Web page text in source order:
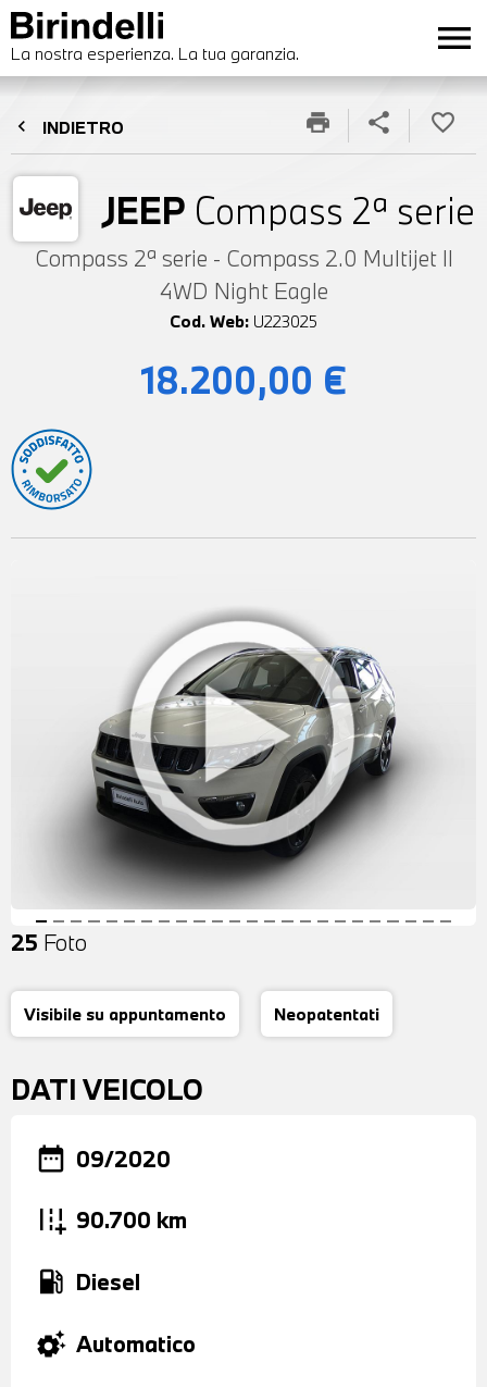
La nostra esperienza. La tua garanzia. menu
chevron_left INDIETRO
JEEP Compass 2ª serie
Compass 2ª serie - Compass 2.0 Multijet II
4WD Night Eagle
Cod. Web: U223025
print share favorite_border
18.200,00 €
25 Foto
Visibile su appuntamento Neopatentati
DATI VEICOLO
date_range 09/2020
add_road 90.700 km
local_gas_station Diesel
settings_suggest Automatico